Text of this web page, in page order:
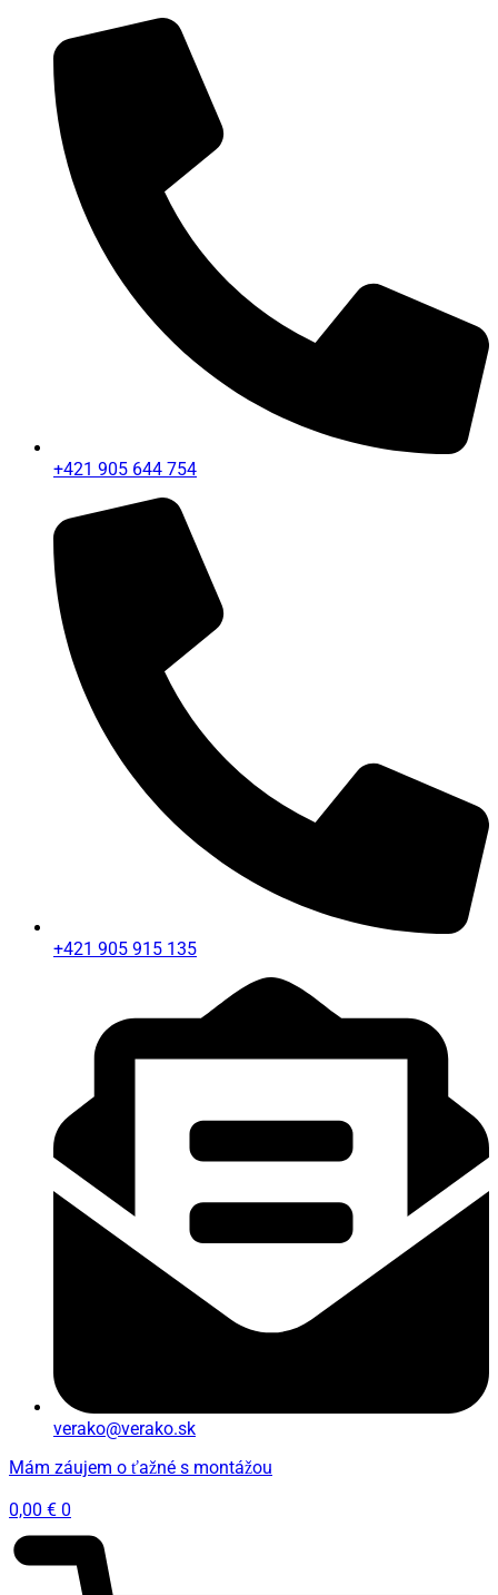
+421 905 644 754
+421 905 915 135
verako@verako.sk
Mám záujem o ťažné s montážou
0,00 € 0